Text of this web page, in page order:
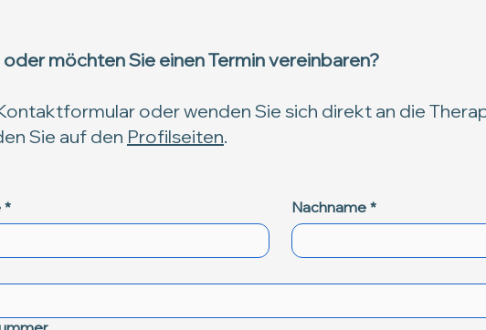
möchten Sie einen Termin vereinbaren?
oder wenden Sie sich direkt an die
Sie auf den Profilseiten.
* Nachname *